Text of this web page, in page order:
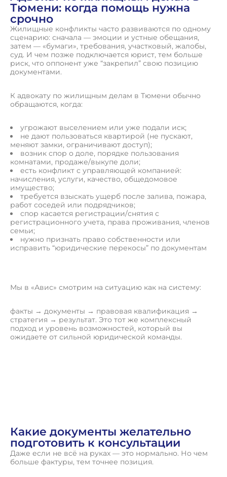
Тюмени: когда помощь нужна
срочно
Жилищные конфликты часто развиваются по одному
сценарию: сначала — эмоции и устные обещания,
затем — «бумаги», требования, участковый, жалобы,
суд. И чем позже подключается юрист, тем больше
риск, что оппонент уже “закрепил” свою позицию
документами.
К адвокату по жилищным делам в Тюмени обычно
обращаются, когда:
угрожают выселением или уже подали иск;
не дают пользоваться квартирой (не пускают,
меняют замки, ограничивают доступ);
возник спор о доле, порядке пользования
комнатами, продаже/выкупе доли;
есть конфликт с управляющей компанией:
начисления, услуги, качество, общедомовое
имущество;
требуется взыскать ущерб после залива, пожара,
работ соседей или подрядчиков;
спор касается регистрации/снятия с
регистрационного учета, права проживания, членов
семьи;
нужно признать право собственности или
исправить “юридические перекосы” по документам
Мы в «Авис» смотрим на ситуацию как на систему:
факты → документы → правовая квалификация →
стратегия → результат. Это тот же комплексный
подход и уровень возможностей, который вы
ожидаете от сильной юридической команды.
Какие документы желательно
подготовить к консультации
Даже если не всё на руках — это нормально. Но чем
больше фактуры, тем точнее позиция.